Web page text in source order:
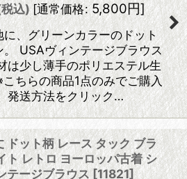
込)[通常価格: 5,800円]
に、グリーンカラーのドット
。 USAヴィンテージブラウス
は少し薄手のポリエステル生
ちらの商品1点のみでご購入
発送方法をクリック…
ドット柄 レース タック ブラ
ト レトロ ヨーロッパ古着 シ
テージブラウス [11821]